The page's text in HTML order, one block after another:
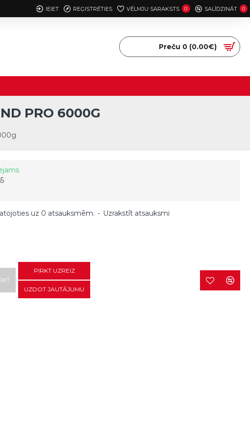
IEIET REĢISTRĒTIES VĒLMJU SARAKSTS 0 SALĪDZINĀT 0
Preču 0 (0.00€)
PRO 6000G
uz 0 atsauksmēm. - Uzrakstīt atsauksmi
PIRKT UZREIZ
UZDOT JAUTĀJUMU